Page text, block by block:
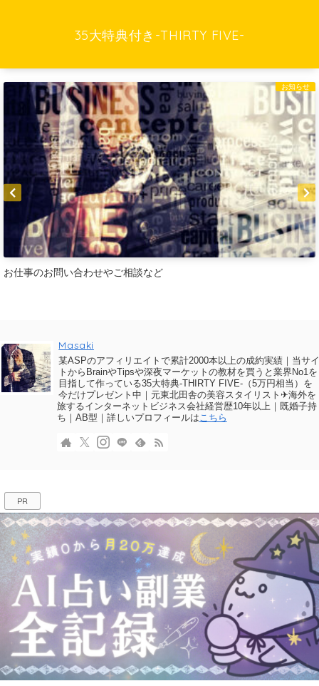
35大特典付き-THIRTY FIVE-
お知らせ
お仕事のお問い合わせやご相談など
Masaki
某ASPのアフィリエイトで累計2000本以上の成約実績｜当サ
トからBrainやTipsや深夜マーケットの教材を買うと業界No1を
目指して作っている35大特典-THIRTY FIVE-（5万円相当）を
今だけプレゼント中｜元東北田舎の美容スタイリスト✈海外を
旅するインターネットビジネス会社経営歴10年以上｜既婚子持
ち｜AB型｜詳しいプロフィールはこちら
PR